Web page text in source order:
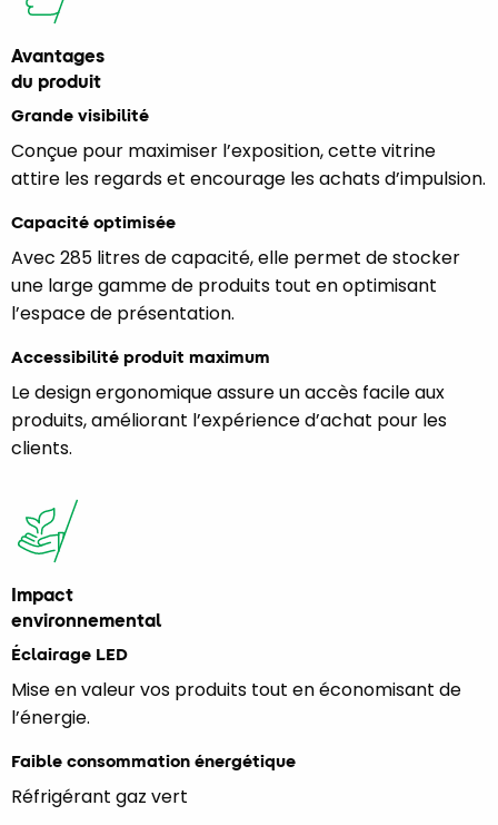
Avantages
du produit
Grande visibilité
Conçue pour maximiser l’exposition, cette vitrine
attire les regards et encourage les achats d’impulsion.
Capacité optimisée
Avec 285 litres de capacité, elle permet de stocker
une large gamme de produits tout en optimisant
l’espace de présentation.
Accessibilité produit maximum
Le design ergonomique assure un accès facile aux
produits, améliorant l’expérience d’achat pour les
clients.
Impact
environnemental
Éclairage LED
Mise en valeur vos produits tout en économisant de
l’énergie.
Faible consommation énergétique
Réfrigérant gaz vert